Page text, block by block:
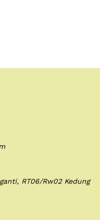
RT06/Rw02 Kedung